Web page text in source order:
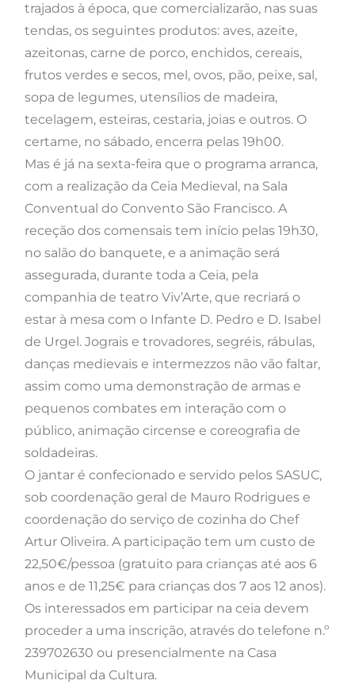
trajados à época, que comercializarão, nas suas
tendas, os seguintes produtos: aves, azeite,
azeitonas, carne de porco, enchidos, cereais,
frutos verdes e secos, mel, ovos, pão, peixe, sal,
sopa de legumes, utensílios de madeira,
tecelagem, esteiras, cestaria, joias e outros. O
certame, no sábado, encerra pelas 19h00.
Mas é já na sexta-feira que o programa arranca,
com a realização da Ceia Medieval, na Sala
Conventual do Convento São Francisco. A
receção dos comensais tem início pelas 19h30,
no salão do banquete, e a animação será
assegurada, durante toda a Ceia, pela
companhia de teatro Viv’Arte, que recriará o
estar à mesa com o Infante D. Pedro e D. Isabel
de Urgel. Jograis e trovadores, segréis, rábulas,
danças medievais e intermezzos não vão faltar,
assim como uma demonstração de armas e
pequenos combates em interação com o
público, animação circense e coreografia de
soldadeiras.
O jantar é confecionado e servido pelos SASUC,
sob coordenação geral de Mauro Rodrigues e
coordenação do serviço de cozinha do Chef
Artur Oliveira. A participação tem um custo de
22,50€/pessoa (gratuito para crianças até aos 6
anos e de 11,25€ para crianças dos 7 aos 12 anos).
Os interessados em participar na ceia devem
proceder a uma inscrição, através do telefone n.º
239702630 ou presencialmente na Casa
Municipal da Cultura.